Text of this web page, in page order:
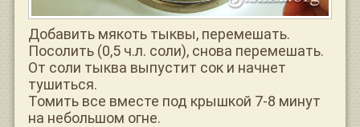
Добавить мякоть тыквы, перемешать.
Посолить (0,5 ч.л. соли), снова перемешать.
От соли тыква выпустит сок и начнет
тушиться.
Томить все вместе под крышкой 7-8 минут
на небольшом огне.